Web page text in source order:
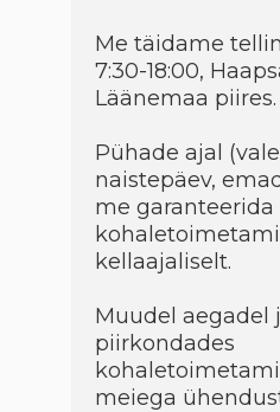
Me täidame
7:30-18:00,
Läänemaa piires.
Pühade ajal
naistepäev,
me
kellaajaliselt.
Muudel aegadel
piirkondades
meiega